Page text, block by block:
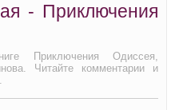
- Приключения
Приключения Одиссея,
Читайте комментарии и